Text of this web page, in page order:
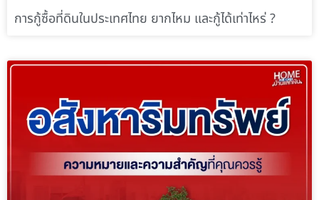
การกู้ซื้อที่ดินในประเทศไทย ยากไหม และกู้ได้เท่าไหร่ ?